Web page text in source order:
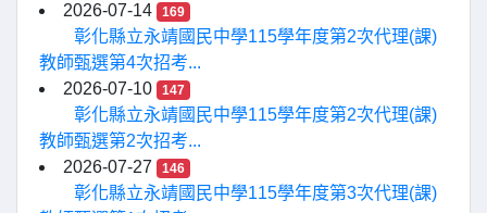
2026-07-14
169
彰化縣立永靖國民中學115學年度第2次代理(課)
教師甄選第4次招考...
2026-07-10
147
彰化縣立永靖國民中學115學年度第2次代理(課)
教師甄選第2次招考...
2026-07-27
146
彰化縣立永靖國民中學115學年度第3次代理(課)